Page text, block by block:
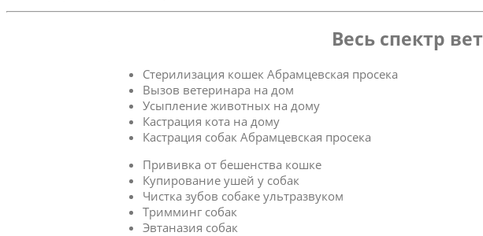
Весь спектр
Стерилизация кошек Абрамцевская просека
Вызов ветеринара на дом
Усыпление животных на дому
Кастрация кота на дому
Кастрация собак Абрамцевская просека
Прививка от бешенства кошке
Купирование ушей у собак
Чистка зубов собаке ультразвуком
Тримминг собак
Эвтаназия собак